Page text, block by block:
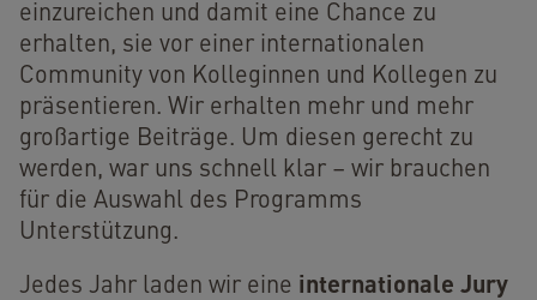
einzureichen und damit eine Chance zu
erhalten, sie vor einer internationalen
Community von Kolleginnen und Kollegen zu
präsentieren. Wir erhalten mehr und mehr
großartige Beiträge. Um diesen gerecht zu
werden, war uns schnell klar – wir brauchen
für die Auswahl des Programms
Unterstützung.
Jedes Jahr laden wir eine internationale Jury